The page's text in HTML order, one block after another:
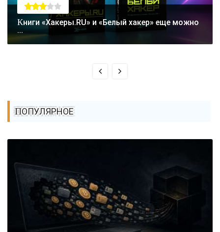
Книги «Хакеры.RU» и «Белый хакер» еще можно
...
ПОПУЛЯРНОЕ